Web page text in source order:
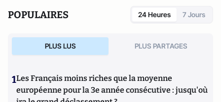
POPULAIRES 24 Heures 7 Jours
PLUS LUS PLUS PARTAGES
1Les Français moins riches que la moyenne
européenne pour la 3e année consécutive : jusqu'où